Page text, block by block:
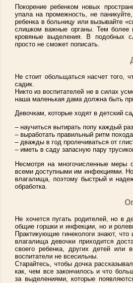
Покорение ребенком новых
упала на промежность, не
ребенка в больницу или вызывайте
слишком важные органы. Тем более
кровяные выделения. В подобных
просто не сможет пописать.
Не стоит обольщаться насчет того,
садик.
Никто из воспитателей не в силах
наша маленькая дама должна быть
Девочкам, которые ходят в детский
– научиться вытирать попу каждый
– выработать правильный ритм
– дважды в год пролечиваться от
– иметь в саду запасную пару
Несмотря на многочисленные меры
всеми доступными им инфекциями.
влагалища, поэтому быстрый и
обработка.
Не хочется пугать родителей, но в
общие горшки и инфекции, но и
Практикующие гинекологи знают,
влагалища девочки приходится
своего ребенка, других детей или
воспитатели не всесильны.
Старайтесь, чтобы дочка
как, чем все закончилось и что
за выделениями, которые